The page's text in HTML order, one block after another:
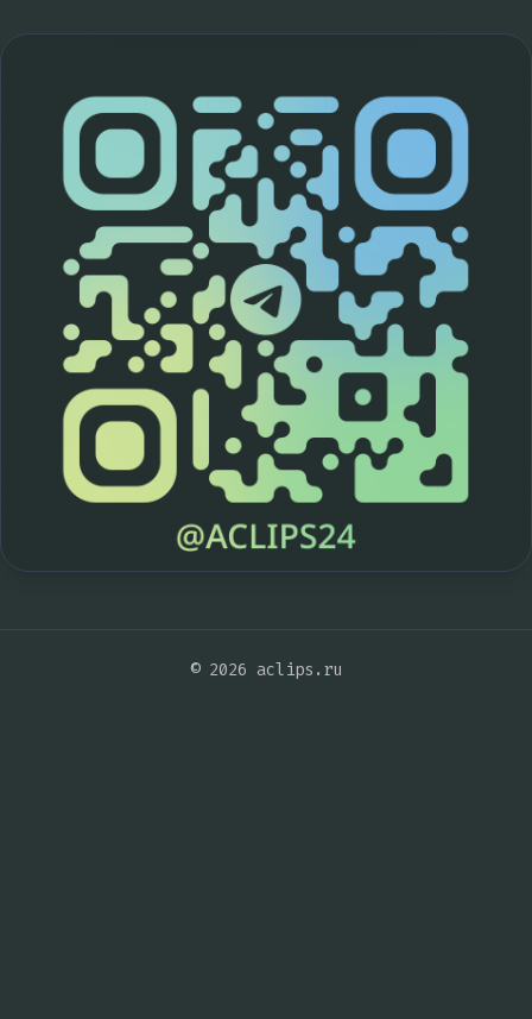
© 2026 aclips.ru